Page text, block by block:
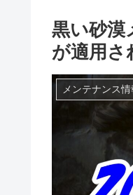
黒い砂漠
が適用さ
メンテナンス情